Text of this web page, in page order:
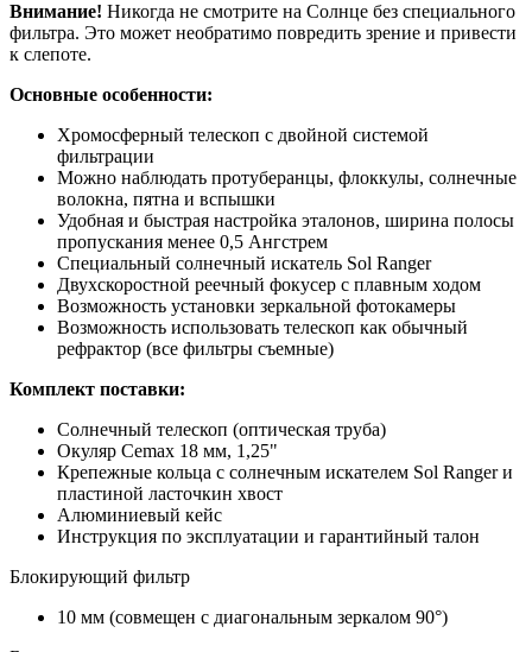
Внимание! Никогда не смотрите на Солнце без специального
фильтра. Это может необратимо повредить зрение и привести
к слепоте.
Основные особенности:
Хромосферный телескоп с двойной системой
фильтрации
Можно наблюдать протуберанцы, флоккулы, солнечные
волокна, пятна и вспышки
Удобная и быстрая настройка эталонов, ширина полосы
пропускания менее 0,5 Ангстрем
Специальный солнечный искатель Sol Ranger
Двухскоростной реечный фокусер с плавным ходом
Возможность установки зеркальной фотокамеры
Возможность использовать телескоп как обычный
рефрактор (все фильтры съемные)
Комплект поставки:
Солнечный телескоп (оптическая труба)
Окуляр Cemax 18 мм, 1,25"
Крепежные кольца с солнечным искателем Sol Ranger и
пластиной ласточкин хвост
Алюминиевый кейс
Инструкция по эксплуатации и гарантийный талон
Блокирующий фильтр
10 мм (совмещен с диагональным зеркалом 90°)